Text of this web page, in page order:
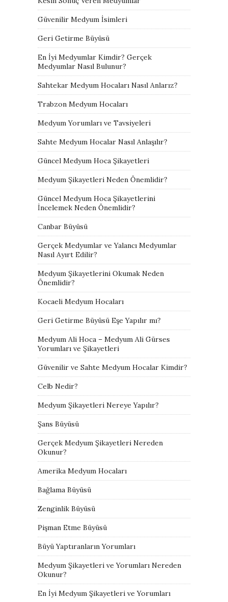
Güvenilir Medyum İsimleri
Geri Getirme Büyüsü
En İyi Medyumlar Kimdir? Gerçek
Medyumlar Nasıl Bulunur?
Sahtekar Medyum Hocaları Nasıl Anlarız?
Trabzon Medyum Hocaları
Medyum Yorumları ve Tavsiyeleri
Sahte Medyum Hocalar Nasıl Anlaşılır?
Güncel Medyum Hoca Şikayetleri
Medyum Şikayetleri Neden Önemlidir?
Güncel Medyum Hoca Şikayetlerini
İncelemek Neden Önemlidir?
Canbar Büyüsü
Gerçek Medyumlar ve Yalancı Medyumlar
Nasıl Ayırt Edilir?
Medyum Şikayetlerini Okumak Neden
Önemlidir?
Kocaeli Medyum Hocaları
Geri Getirme Büyüsü Eşe Yapılır mı?
Medyum Ali Hoca – Medyum Ali Gürses
Yorumları ve Şikayetleri
Güvenilir ve Sahte Medyum Hocalar Kimdir?
Celb Nedir?
Medyum Şikayetleri Nereye Yapılır?
Şans Büyüsü
Gerçek Medyum Şikayetleri Nereden
Okunur?
Amerika Medyum Hocaları
Bağlama Büyüsü
Zenginlik Büyüsü
Pişman Etme Büyüsü
Büyü Yaptıranların Yorumları
Medyum Şikayetleri ve Yorumları Nereden
Okunur?
En İyi Medyum Şikayetleri ve Yorumları